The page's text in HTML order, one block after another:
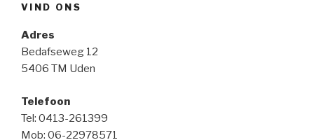
VIND ONS
Adres
Bedafseweg 12
5406 TM Uden
Telefoon
Tel: 0413-261399
Mob: 06-22978571